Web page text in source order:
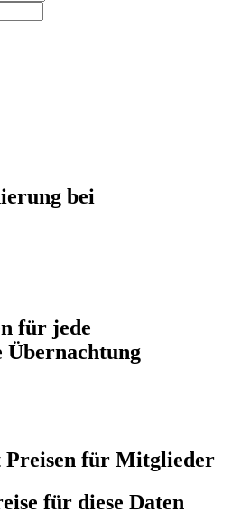
bei
für jede
Übernachtung
Preisen für Mitglieder
für diese Daten